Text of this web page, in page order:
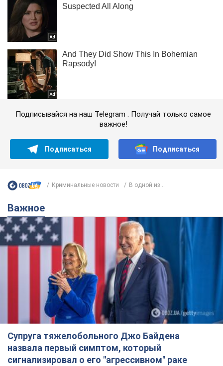
Подписывайся на наш Telegram . Получай только самое
важное!
Подписаться Подписаться
Криминальные новости В одной из...
Важное
Супруга тяжелобольного Джо Байдена
назвала первый симптом, который
сигнализировал о его "агрессивном" раке